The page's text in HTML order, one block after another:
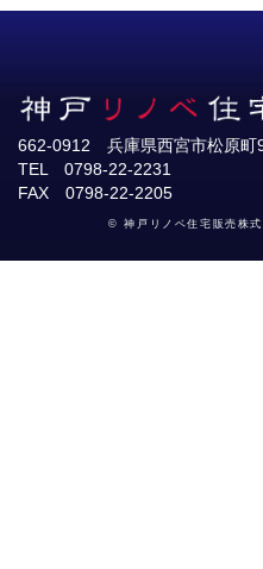
662-0912 兵庫県西宮市松原町
TEL 0798-22-2231
FAX 0798-22-2205
© 神戸リノベ住宅販売